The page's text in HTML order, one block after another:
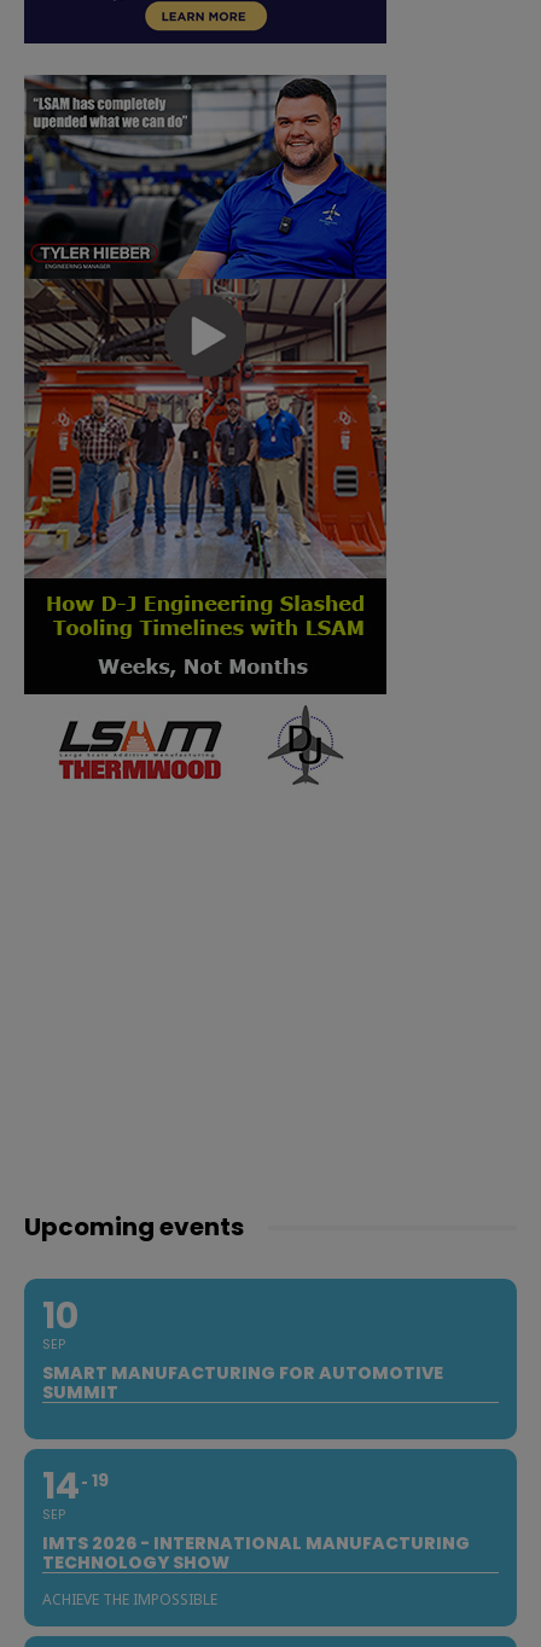
Upcoming events
10
SEP
SMART MANUFACTURING FOR AUTOMOTIVE
SUMMIT
14
SEP
19
IMTS 2026 - INTERNATIONAL MANUFACTURING
TECHNOLOGY SHOW
ACHIEVE THE IMPOSSIBLE